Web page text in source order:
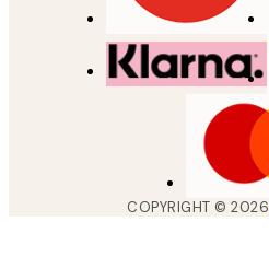
COPYRIGHT ©2026